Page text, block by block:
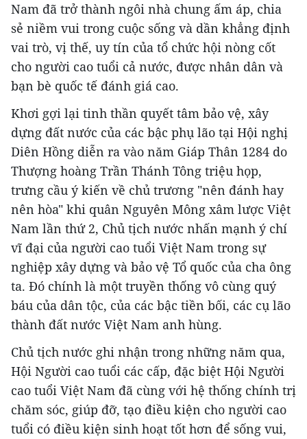
Nam đã trở thành ngôi nhà chung ấm áp, chia
sẻ niềm vui trong cuộc sống và dần khẳng định
vai trò, vị thế, uy tín của tổ chức hội nòng cốt
cho người cao tuổi cả nước, được nhân dân và
bạn bè quốc tế đánh giá cao.
Khơi gợi lại tinh thần quyết tâm bảo vệ, xây
dựng đất nước của các bậc phụ lão tại Hội nghị
Diên Hồng diễn ra vào năm Giáp Thân 1284 do
Thượng hoàng Trần Thánh Tông triệu họp,
trưng cầu ý kiến về chủ trương "nên đánh hay
nên hòa" khi quân Nguyên Mông xâm lược Việt
Nam lần thứ 2, Chủ tịch nước nhấn mạnh ý chí
vĩ đại của người cao tuổi Việt Nam trong sự
nghiệp xây dựng và bảo vệ Tổ quốc của cha ông
ta. Đó chính là một truyền thống vô cùng quý
báu của dân tộc, của các bậc tiền bối, các cụ lão
thành đất nước Việt Nam anh hùng.
Chủ tịch nước ghi nhận trong những năm qua,
Hội Người cao tuổi các cấp, đặc biệt Hội Người
cao tuổi Việt Nam đã cùng với hệ thống chính trị
chăm sóc, giúp đỡ, tạo điều kiện cho người cao
tuổi có điều kiện sinh hoạt tốt hơn để sống vui,